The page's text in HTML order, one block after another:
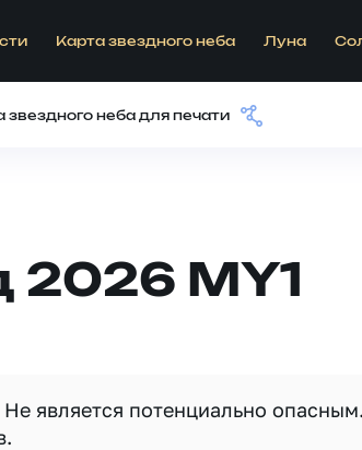
Карта звездного неба Луна
звездного неба для печати
2026 MY1
является потенциально